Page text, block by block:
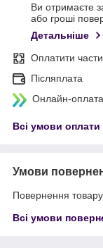
Ви отримаєте
або гроші
Детальніше
Оплатити
Післяплата
Онлайн-
Всі умови оплати
Умови
Повернення
Всі умови